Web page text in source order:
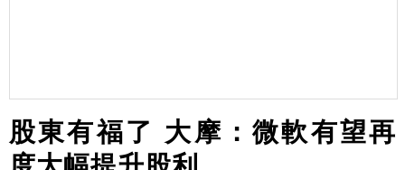
股東有福了 大摩：微軟有望再